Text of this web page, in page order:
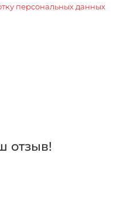
персональных данных
отзыв!